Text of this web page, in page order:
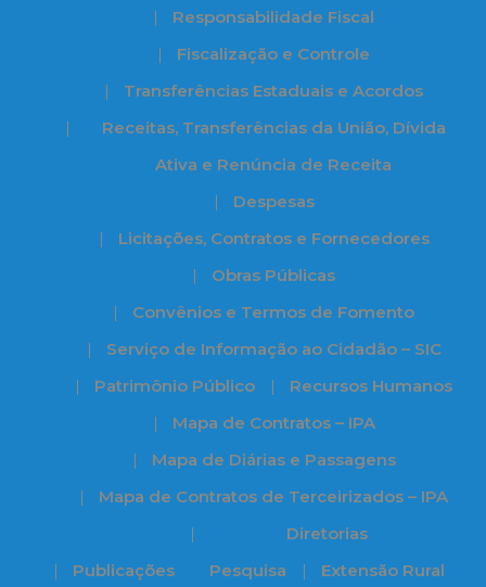
Responsabilidade Fiscal
Fiscalização e Controle
Transferências Estaduais e Acordos
Receitas, Transferências da União, Dívida
Ativa e Renúncia de Receita
Despesas
Licitações, Contratos e Fornecedores
Obras Públicas
Convênios e Termos de Fomento
Serviço de Informação ao Cidadão – SIC
Patrimônio Público
Recursos Humanos
Mapa de Contratos – IPA
Mapa de Diárias e Passagens
Mapa de Contratos de Terceirizados – IPA
Publicações
Diretorias
Pesquisa
Extensão Rural